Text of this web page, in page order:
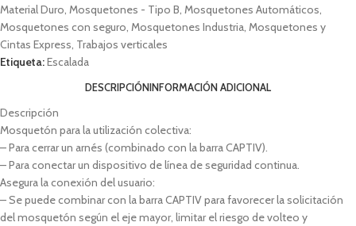
Material Duro, Mosquetones - Tipo B, Mosquetones Automáticos,
Mosquetones con seguro, Mosquetones Industria, Mosquetones y
Cintas Express, Trabajos verticales
Etiqueta:Escalada
DESCRIPCIÓNINFORMACIÓN ADICIONAL
Descripción
Mosquetón para la utilización colectiva:
– Para cerrar un arnés (combinado con la barra CAPTIV).
– Para conectar un dispositivo de línea de seguridad continua.
Asegura la conexión del usuario:
– Se puede combinar con la barra CAPTIV para favorecer la solicitación
del mosquetón según el eje mayor, limitar el riesgo de volteo y